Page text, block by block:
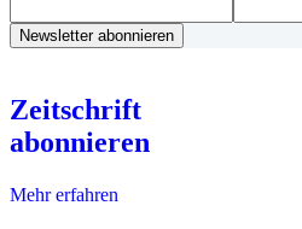
Zeitschrift
abonnieren
Mehr erfahren